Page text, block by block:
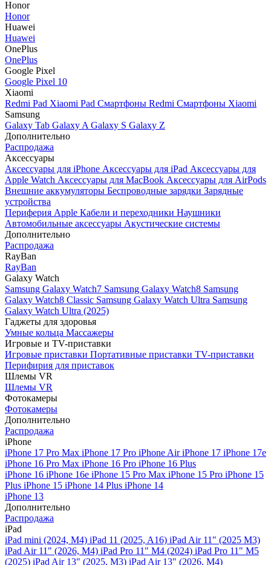
Honor
Honor
Huawei
Huawei
OnePlus
OnePlus
Google Pixel
Google Pixel 10
Xiaomi
Redmi Pad Xiaomi Pad Смартфоны Redmi Смартфоны Xiaomi
Samsung
Galaxy Tab Galaxy A Galaxy S Galaxy Z
Дополнительно
Распродажа
Аксессуары
Аксессуары для iPhone Аксессуары для iPad Аксессуары для
Apple Watch Аксессуары для MacBook Аксессуары для AirPods
Внешние аккумуляторы Беспроводные зарядки Зарядные
устройства
Периферия Apple Кабели и переходники Наушники
Автомобильные аксессуары Акустические системы
Дополнительно
Распродажа
RayBan
RayBan
Galaxy Watch
Samsung Galaxy Watch7 Samsung Galaxy Watch8 Samsung
Galaxy Watch8 Classic Samsung Galaxy Watch Ultra Samsung
Galaxy Watch Ultra (2025)
Гаджеты для здоровья
Умные кольца Массажеры
Игровые и TV-приставки
Игровые приставки Портативные приставки TV-приставки
Перифирия для приставок
Шлемы VR
Шлемы VR
Фотокамеры
Фотокамеры
Дополнительно
Распродажа
iPhone
iPhone 17 Pro Max iPhone 17 Pro iPhone AiriPhone 17 iPhone 17e
iPhone 16 Pro Max iPhone 16 Pro iPhone 16 Plus
iPhone 16 iPhone 16e iPhone 15 Pro Max iPhone 15 Pro iPhone 15
Plus iPhone 15 iPhone 14 Plus iPhone 14
iPhone 13
Дополнительно
Распродажа
iPad
iPad mini (2024, M4) iPad 11 (2025, A16) iPad Air 11" (2025 M3)
iPad Air 11" (2026, M4) iPad Pro 11" M4 (2024) iPad Pro 11" M5
(2025) iPad Air 13" (2025, M3) iPad Air 13" (2026, M4)